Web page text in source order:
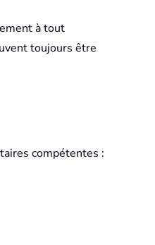
à tout
toujours être
compétentes :